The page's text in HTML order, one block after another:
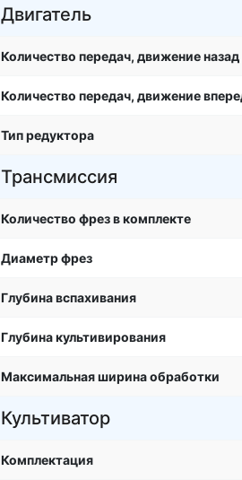
Двигатель
Количество передач, движение назад
Количество передач, движение
Тип редуктора
Трансмиссия
Количество фрез в комплекте
Диаметр фрез
Глубина вспахивания
Глубина культивирования
Максимальная ширина обработки
Культиватор
Комплектация